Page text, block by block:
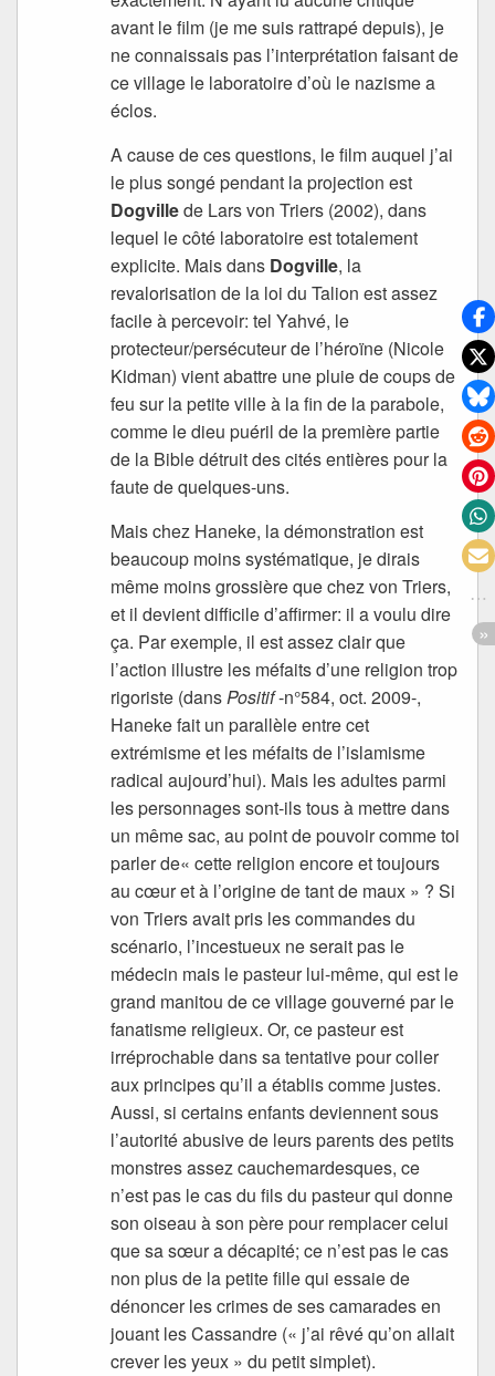
avant le film (je me suis rattrapé depuis), je
ne connaissais pas l’interprétation faisant de
ce village le laboratoire d’où le nazisme a
éclos.
A cause de ces questions, le film auquel j’ai
le plus songé pendant la projection est
Dogvillede Lars von Triers (2002), dans
lequel le côté laboratoire est totalement
explicite. Mais dans Dogville, la
revalorisation de la loi du Talion est assez
facile à percevoir: tel Yahvé, le
protecteur/persécuteur de l’héroïne (Nicole
Kidman) vient abattre une pluie de coups de
feu sur la petite ville à la fin de la parabole,
comme le dieu puéril de la première partie
de la Bible détruit des cités entières pour la
faute de quelques-uns.
Mais chez Haneke, la démonstration est
beaucoup moins systématique, je dirais
même moins grossière que chez von Triers,
et il devient difficile d’affirmer: il a voulu dire
ça. Par exemple, il est assez clair que
l’action illustre les méfaits d’une religion trop
rigoriste (dansPositif-n°584, oct. 2009-,
Haneke fait un parallèle entre cet
extrémisme et les méfaits de l’islamisme
radical aujourd’hui). Mais les adultes parmi
les personnages sont-ils tous à mettre dans
un même sac, au point de pouvoir comme toi
parler de« cette religion encore et toujours
au cœur et à l’origine de tant de maux » ? Si
von Triers avait pris les commandes du
scénario, l’incestueux ne serait pas le
médecin mais le pasteur lui-même, qui est le
grand manitou de ce village gouverné par le
fanatisme religieux. Or, ce pasteur est
irréprochable dans sa tentative pour coller
aux principes qu’il a établis comme justes.
Aussi, si certains enfants deviennent sous
l’autorité abusive de leurs parents des petits
monstres assez cauchemardesques, ce
n’est pas le cas du fils du pasteur qui donne
son oiseau à son père pour remplacer celui
que sa sœur a décapité; ce n’est pas le cas
non plus de la petite fille qui essaie de
dénoncer les crimes de ses camarades en
jouant les Cassandre (« j’ai rêvé qu’on allait
crever les yeux » du petit simplet).